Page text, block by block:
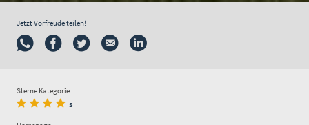
Jetzt Vorfreude teilen!
Sterne Kategorie
s